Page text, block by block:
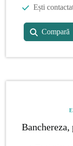
Ești
Compară